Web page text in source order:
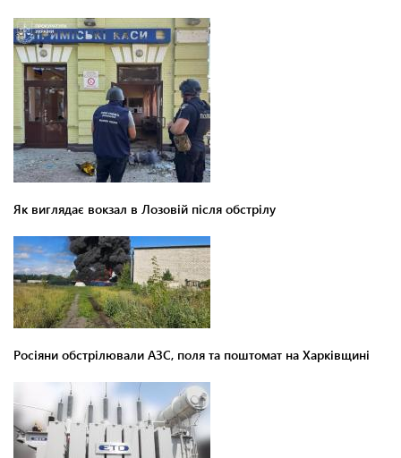
Як виглядає вокзал в Лозовій після обстрілу
Росіяни обстрілювали АЗС, поля та поштомат на Харківщині